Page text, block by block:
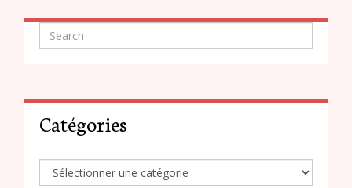
Catégories